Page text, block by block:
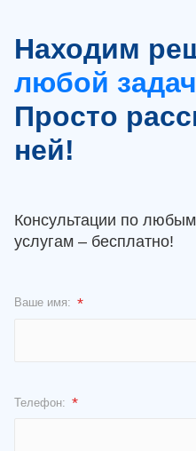
Находим
любой
Просто
ней!
Консультации по
услугам – бесплатно!
Ваше имя: *
Телефон: *